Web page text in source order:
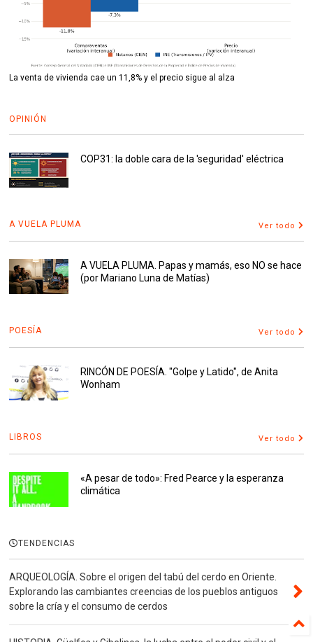
La venta de vivienda cae un 11,8% y el precio sigue al alza
OPINIÓN
COP31: la doble cara de la 'seguridad' eléctrica
A VUELA PLUMA Ver todo
A VUELA PLUMA. Papas y mamás, eso NO se hace
(por Mariano Luna de Matías)
POESÍA Ver todo
RINCÓN DE POESÍA. "Golpe y Latido", de Anita
Wonham
LIBROS Ver todo
«A pesar de todo»: Fred Pearce y la esperanza
climática
TENDENCIAS
ARQUEOLOGÍA. Sobre el origen del tabú del cerdo en Oriente.
Explorando las cambiantes creencias de los pueblos antiguos
sobre la cría y el consumo de cerdos